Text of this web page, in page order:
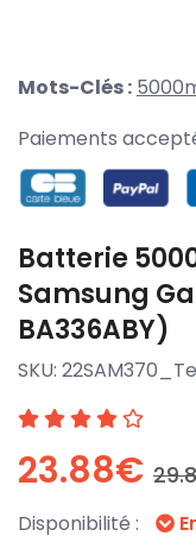
Mots-Clés :
Paiements
Batterie
Samsung
BA336ABY)
SKU: 22SAM370_Te
23.88€
Disponibilité :